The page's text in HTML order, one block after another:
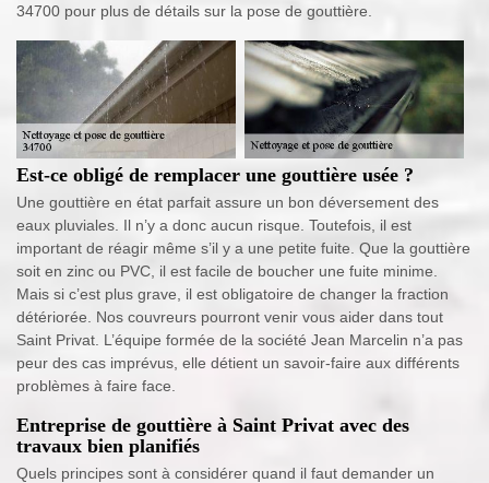
34700 pour plus de détails sur la pose de gouttière.
Est-ce obligé de remplacer une gouttière usée ?
Une gouttière en état parfait assure un bon déversement des
eaux pluviales. Il n’y a donc aucun risque. Toutefois, il est
important de réagir même s’il y a une petite fuite. Que la gouttière
soit en zinc ou PVC, il est facile de boucher une fuite minime.
Mais si c’est plus grave, il est obligatoire de changer la fraction
détériorée. Nos couvreurs pourront venir vous aider dans tout
Saint Privat. L’équipe formée de la société Jean Marcelin n’a pas
peur des cas imprévus, elle détient un savoir-faire aux différents
problèmes à faire face.
Entreprise de gouttière à Saint Privat avec des
travaux bien planifiés
Quels principes sont à considérer quand il faut demander un